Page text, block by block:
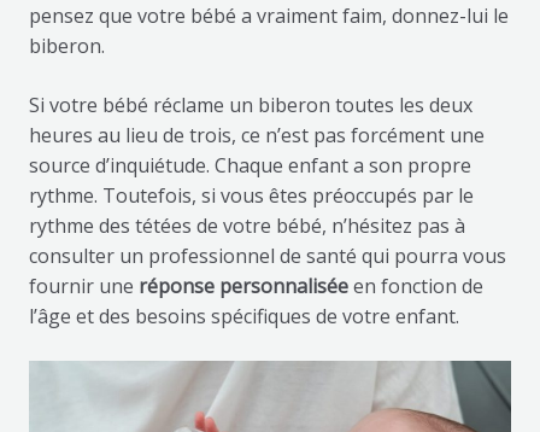
pensez que votre bébé a vraiment faim, donnez-lui le
biberon.
Si votre bébé réclame un biberon toutes les deux
heures au lieu de trois, ce n’est pas forcément une
source d’inquiétude. Chaque enfant a son propre
rythme. Toutefois, si vous êtes préoccupés par le
rythme des tétées de votre bébé, n’hésitez pas à
consulter un professionnel de santé qui pourra vous
fournir une réponse personnaliséeen fonction de
l’âge et des besoins spécifiques de votre enfant.